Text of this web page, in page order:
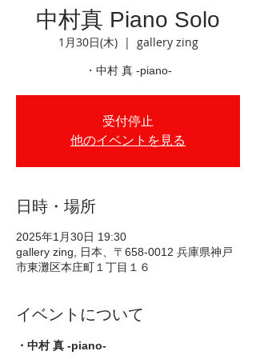
中村真 Piano Solo
1月30日(木)
  |
gallery zing
・中村 真 -piano-
受付停止
他のイベントを見る
日時・場所
2025年1月30日 19:30
gallery zing, 日本、〒658-0012 兵庫県神戸
市東灘区本庄町１丁目１６
イベントについて
・中村 真 -piano-